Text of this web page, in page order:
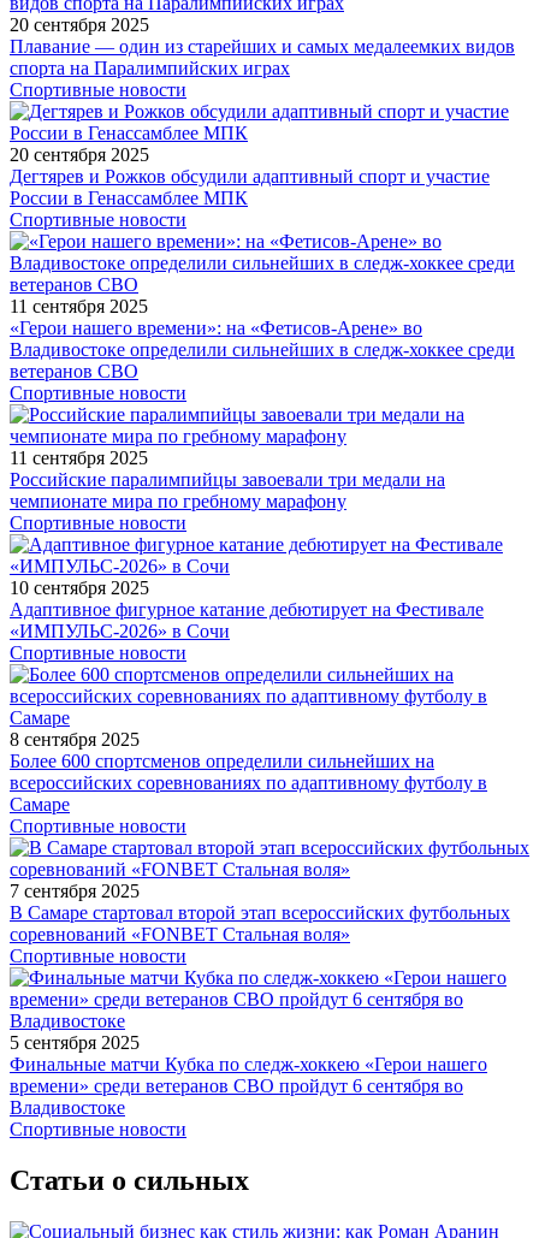
20 сентября 2025
Плавание — один из старейших и самых медалеемких видов
спорта на Паралимпийских играх
Спортивные новости
20 сентября 2025
Дегтярев и Рожков обсудили адаптивный спорт и участие
России в Генассамблее МПК
Спортивные новости
11 сентября 2025
«Герои нашего времени»: на «Фетисов-Арене» во
Владивостоке определили сильнейших в следж-хоккее среди
ветеранов СВО
Спортивные новости
11 сентября 2025
Российские паралимпийцы завоевали три медали на
чемпионате мира по гребному марафону
Спортивные новости
10 сентября 2025
Адаптивное фигурное катание дебютирует на Фестивале
«ИМПУЛЬС-2026» в Сочи
Спортивные новости
8 сентября 2025
Более 600 спортсменов определили сильнейших на
всероссийских соревнованиях по адаптивному футболу в
Самаре
Спортивные новости
7 сентября 2025
В Самаре стартовал второй этап всероссийских футбольных
соревнований «FONBET Стальная воля»
Спортивные новости
5 сентября 2025
Финальные матчи Кубка по следж-хоккею «Герои нашего
времени» среди ветеранов СВО пройдут 6 сентября во
Владивостоке
Спортивные новости
Статьи о сильных